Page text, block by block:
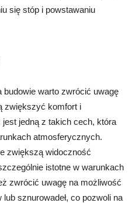
się stóp i powstawaniu
warto zwrócić uwagę
zwiększyć komfort i
jedną z takich cech, która
atmosferycznych.
zwiększą widoczność
istotne w warunkach
zwrócić uwagę na możliwość
sznurowadeł, co pozwoli na